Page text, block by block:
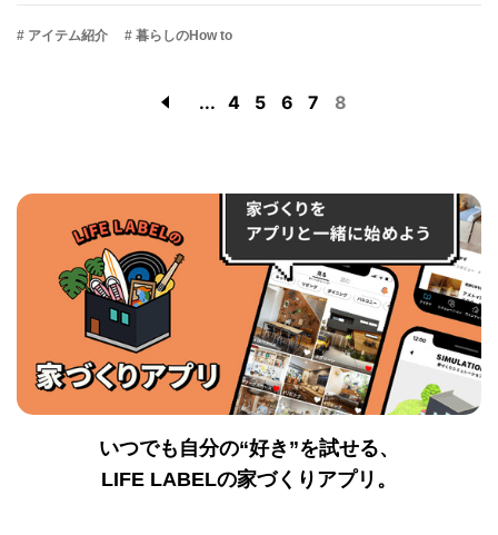
# アイテム紹介 # 暮らしのHow to
... 4 5 6 7 8
いつでも自分の“好き”を試せる、
LIFE LABELの家づくりアプリ。